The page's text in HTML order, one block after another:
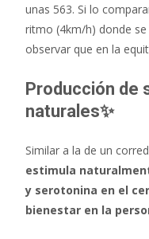
unas 563. Si lo
ritmo (4km/h) donde
observar que en la
Producción de
naturales✨
Similar a la de un
estimula
y serotonina en el
bienestar en la